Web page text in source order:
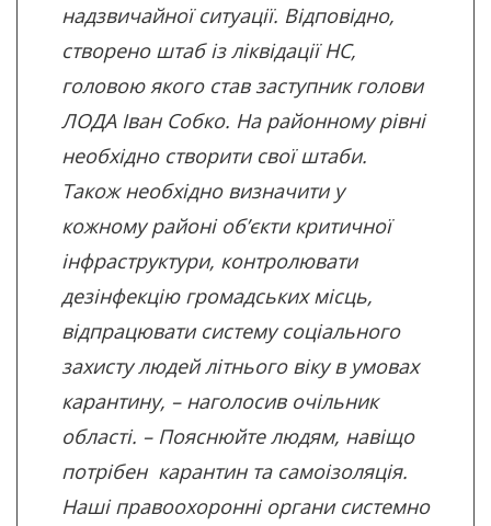
надзвичайної ситуації. Відповідно,
створено штаб із ліквідації НС,
головою якого став заступник голови
ЛОДА Іван Собко. На районному рівні
необхідно створити свої штаби.
Також необхідно визначити у
кожному районі об’єкти критичної
інфраструктури, контролювати
дезінфекцію громадських місць,
відпрацювати систему соціального
захисту людей літнього віку в умовах
карантину, – наголосив очільник
області. – Пояснюйте людям, навіщо
потрібен карантин та самоізоляція.
Наші правоохоронні органи системно